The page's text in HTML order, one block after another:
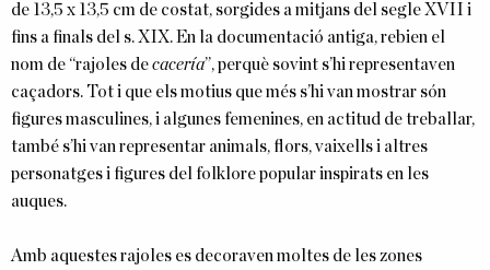
de 13,5 x 13,5 cm de costat, sorgides a mitjans del segle XVII i
fins a finals del s. XIX. En la documentació antiga, rebien el
nom de “rajoles decacería”, perquè sovint s’hi representaven
caçadors. Tot i que els motius que més s’hi van mostrar són
figures masculines, i algunes femenines, en actitud de treballar,
també s’hi van representar animals, flors, vaixells i altres
personatges i figures del folklore popular inspirats en les
auques.
Amb aquestes rajoles es decoraven moltes de les zones